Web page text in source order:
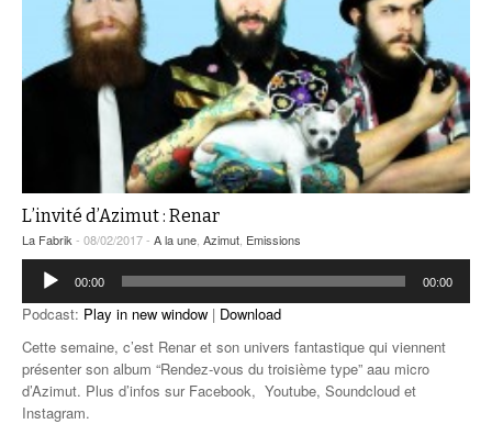
L’invité d’Azimut : Renar
La Fabrik - 08/02/2017 - A la une Azimut Emissions
Lecteur
audio
00:00 00:00
Podcast: Play in new window | Download
Cette semaine, c’est Renar et son univers fantastique qui viennent
présenter son album “Rendez-vous du troisième type” aau micro
d’Azimut. Plus d’infos sur Facebook, Youtube, Soundcloud et
Instagram.